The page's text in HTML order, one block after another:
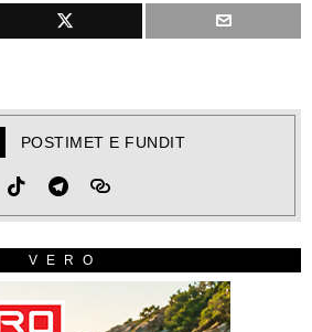
POSTIMET E FUNDIT
VERO